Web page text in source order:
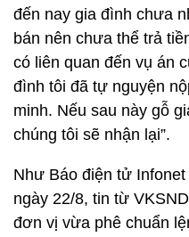
đến nay gia đình chưa
bán nên chưa thể trả
có liên quan đến vụ án
đình tôi đã tự nguyện
minh. Nếu sau này gỗ
chúng tôi sẽ nhận lại”.
Như Báo điện tử
ngày 22/8, tin từ
đơn vị vừa phê chuẩn